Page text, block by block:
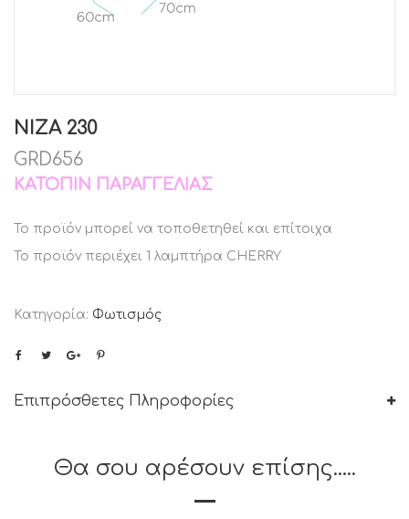
NIZA 230
GRD656
ΚΑΤΌΠΙΝ ΠΑΡΑΓΓΕΛΊΑΣ
Το προϊόν μπορεί να τοποθετηθεί και επίτοιχα
Το προϊόν περιέχει 1 λαμπτήρα CHERRY
Κατηγορία: Φωτισμός
Επιπρόσθετες Πληροφορίες
Θα σου αρέσουν επίσης.....